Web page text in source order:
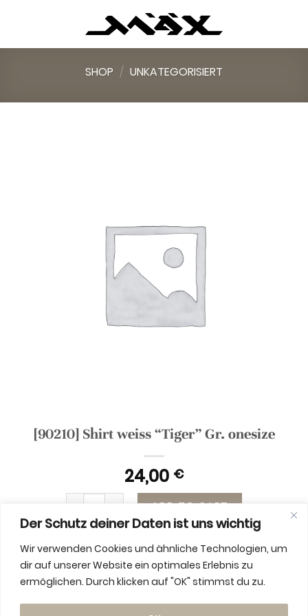
Der Schutz deiner Daten ist uns wichtig
Wir verwenden Cookies und ähnliche Technologien, um
dir auf unserer Website ein optimales Erlebnis zu
ermöglichen. Durch klicken auf "OK" stimmst du zu.
SHOP / UNKATEGORISIERT
[90210] Shirt weiss “Tiger” Gr. onesize
24,00 €
[90210] Shirt weiss “Tiger” Gr. onesize quantity
ADD TO CART
ADDITIONAL INFORMATION